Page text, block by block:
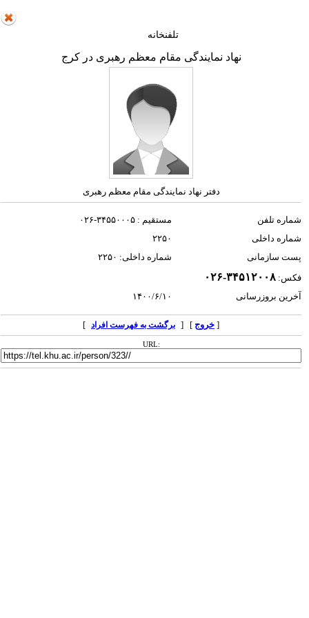
تلفنخانه
نهاد نمایندگی مقام معظم رهبری در کرج
دفتر نهاد نمایندگی مقام معظم رهبری
شماره تلفن
مستقیم : ۳۴۵۵۰۰۰۵-۰۲۶
شماره داخلی
۲۲۵۰
پست سازمانی
شماره داخلی: ۲۲۵۰
فکس: ۰۲۶-۳۴۵۱۲۰۰۸
آخرین بروزرسانی ۱۴۰۰/۶/۱۰
خروج] [ برگشت به فهرست افراد ]
URL: